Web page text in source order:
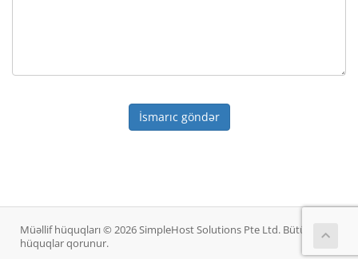
İsmarıc göndər
Müəllif hüquqları © 2026 SimpleHost Solutions Pte Ltd. Bütün
hüquqlar qorunur.